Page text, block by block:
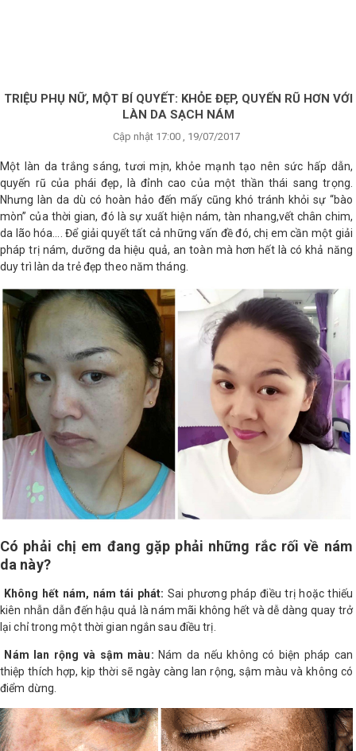
Shop All Brand A-
TRIỆU PHỤ NỮ, MỘT BÍ QUYẾT: KHỎE ĐẸP, QUYẾN RŨ HƠN VỚI
LÀN DA SẠCH NÁM
Cập nhật 17:00 , 19/07/2017
Một làn da trắng sáng, tươi mịn, khỏe mạnh tạo nên sức hấp dẫn,
quyến rũ của phái đẹp, là đỉnh cao của một thần thái sang trọng.
Nhưng làn da dù có hoàn hảo đến mấy cũng khó tránh khỏi sự “bào
mòn” của thời gian, đó là sự xuất hiện nám, tàn nhang,vết chân chim,
da lão hóa…. Để giải quyết tất cả những vấn đề đó, chị em cần một giải
pháp trị nám, dưỡng da hiệu quả, an toàn mà hơn hết là có khả năng
duy trì làn da trẻ đẹp theo năm tháng.
Có phải chị em đang gặp phải những rắc rối về nám
da này?
Không hết nám, nám tái phát: Sai phương pháp điều trị hoặc thiếu
kiên nhẫn dẫn đến hậu quả là nám mãi không hết và dễ dàng quay trở
lại chỉ trong một thời gian ngắn sau điều trị.
Nám lan rộng và sậm màu: Nám da nếu không có biện pháp can
thiệp thích hợp, kịp thời sẽ ngày càng lan rộng, sậm màu và không có
điểm dừng.